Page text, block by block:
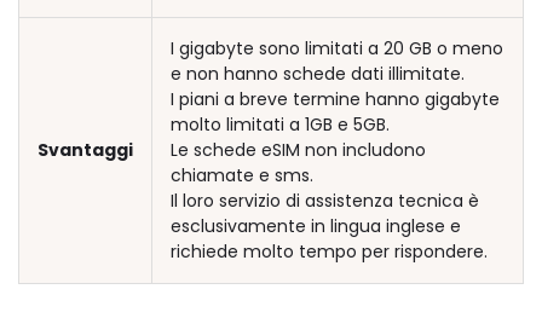
Svantaggi
I gigabyte sono limitati a 20 GB o meno
e non hanno schede dati illimitate.
I piani a breve termine hanno gigabyte
molto limitati a 1GB e 5GB.
Le schede eSIM non includono
chiamate e sms.
Il loro servizio di assistenza tecnica è
esclusivamente in lingua inglese e
richiede molto tempo per rispondere.